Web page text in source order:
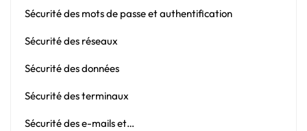
Sécurité des mots de passe et authentification
Sécurité des réseaux
Sécurité des données
Sécurité des terminaux
Sécurité des e-mails et…